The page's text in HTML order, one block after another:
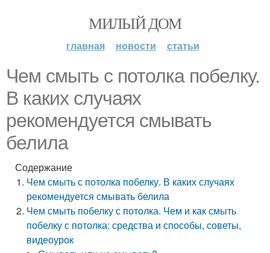
МИЛЫЙ ДОМ
главная новости статьи
Чем смыть с потолка побелку.
В каких случаях
рекомендуется смывать
белила
Содержание
Чем смыть с потолка побелку. В каких случаях
рекомендуется смывать белила
Чем смыть побелку с потолка. Чем и как смыть
побелку с потолка: средства и способы, советы,
видеоурок